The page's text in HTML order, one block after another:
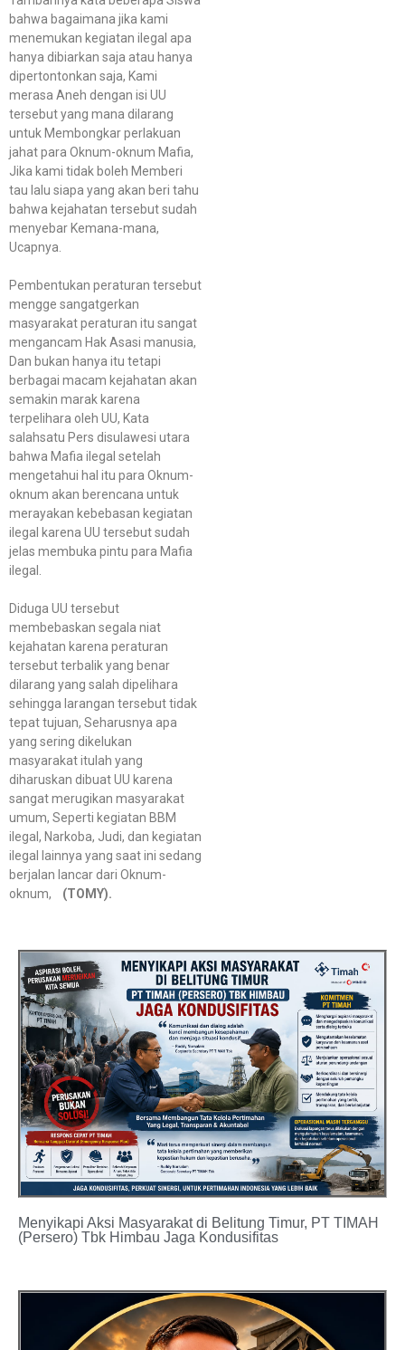
bahwa bagaimana jika kami
menemukan kegiatan ilegal apa
hanya dibiarkan saja atau hanya
dipertontonkan saja, Kami
merasa Aneh dengan isi UU
tersebut yang mana dilarang
untuk Membongkar perlakuan
jahat para Oknum-oknum Mafia,
Jika kami tidak boleh Memberi
tau lalu siapa yang akan beri tahu
bahwa kejahatan tersebut sudah
menyebar Kemana-mana,
Ucapnya.
Pembentukan peraturan tersebut
mengge sangatgerkan
masyarakat peraturan itu sangat
mengancam Hak Asasi manusia,
Dan bukan hanya itu tetapi
berbagai macam kejahatan akan
semakin marak karena
terpelihara oleh UU, Kata
salahsatu Pers disulawesi utara
bahwa Mafia ilegal setelah
mengetahui hal itu para Oknum-
oknum akan berencana untuk
merayakan kebebasan kegiatan
ilegal karena UU tersebut sudah
jelas membuka pintu para Mafia
ilegal.
Diduga UU tersebut
membebaskan segala niat
kejahatan karena peraturan
tersebut terbalik yang benar
dilarang yang salah dipelihara
sehingga larangan tersebut tidak
tepat tujuan, Seharusnya apa
yang sering dikelukan
masyarakat itulah yang
diharuskan dibuat UU karena
sangat merugikan masyarakat
umum, Seperti kegiatan BBM
ilegal, Narkoba, Judi, dan kegiatan
ilegal lainnya yang saat ini sedang
berjalan lancar dari Oknum-
oknum, (TOMY).
Menyikapi Aksi Masyarakat di Belitung Timur, PT TIMAH
(Persero) Tbk Himbau Jaga Kondusifitas